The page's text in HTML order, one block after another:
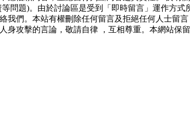
問題)。由於討論區是受到「即時留言」運作方式
我們。本站有權刪除任何留言及拒絕任何人士留
身攻擊的言論，敬請自律 ，互相尊重。本網站保留